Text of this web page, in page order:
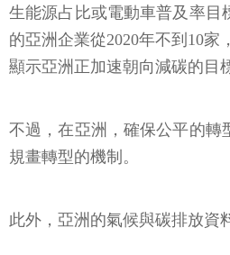
生能源占比或電動車普及率目
的亞洲企業從2020年不到10
顯示亞洲正加速朝向減碳的目
不過，在亞洲，確保公平的轉
規畫轉型的機制。
此外，亞洲的氣候與碳排放資